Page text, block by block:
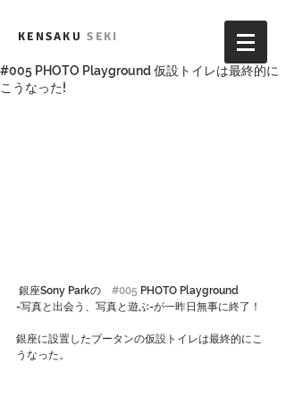
KENSAKUSEKI
#005 PHOTO Playground 仮設トイレは最終的に
こうなった!
銀座Sony Parkの #005 PHOTO Playground
-写真と出会う、写真と遊ぶ-が一昨日無事に終了！
銀座に設置したブータンの仮設トイレは最終的にこ
うなった。